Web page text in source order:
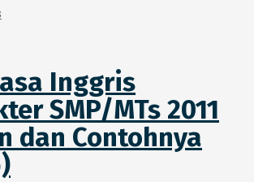
Inggris
SMP/MTs 2011
dan Contohnya